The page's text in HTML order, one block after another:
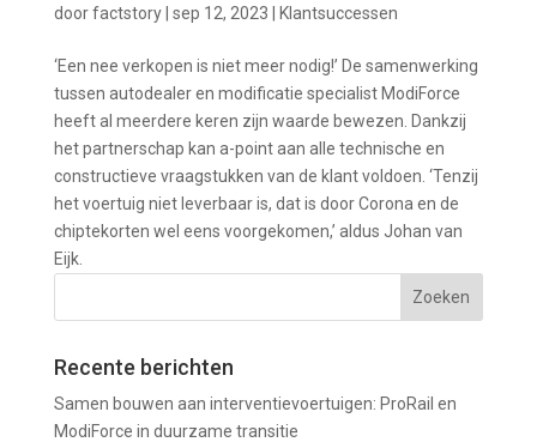
doorfactstory| sep 12, 2023 Klantsuccessen
‘Een nee verkopen is niet meer nodig!’ De samenwerking
tussen autodealer en modificatie specialist ModiForce
heeft al meerdere keren zijn waarde bewezen. Dankzij
het partnerschap kan a-point aan alle technische en
constructieve vraagstukken van de klant voldoen. ‘Tenzij
het voertuig niet leverbaar is, dat is door Corona en de
chiptekorten wel eens voorgekomen,’ aldus Johan van
Eijk.
Recente berichten
Samen bouwen aan interventievoertuigen: ProRail en
ModiForce in duurzame transitie